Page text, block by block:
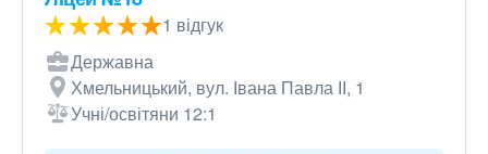
1 відгук
Державна
Хмельницький, вул. Івана Павла ІІ, 1
Учні/освітяни 12:1